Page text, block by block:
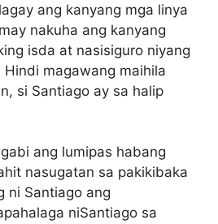
ang kanyang mga linya
nakuha ang kanyang
isda at nasisiguro niyang
magawang maihila
si Santiago ay sa halip
ang lumipas habang
nasugatan sa pakikibaka
ni Santiago ang
niSantiago sa